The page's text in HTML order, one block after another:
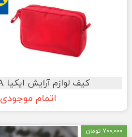
کیف لوازم آرایش ایکیا FORFINA
اتمام موجودی
۷۰۰,۰۰۰ تومان